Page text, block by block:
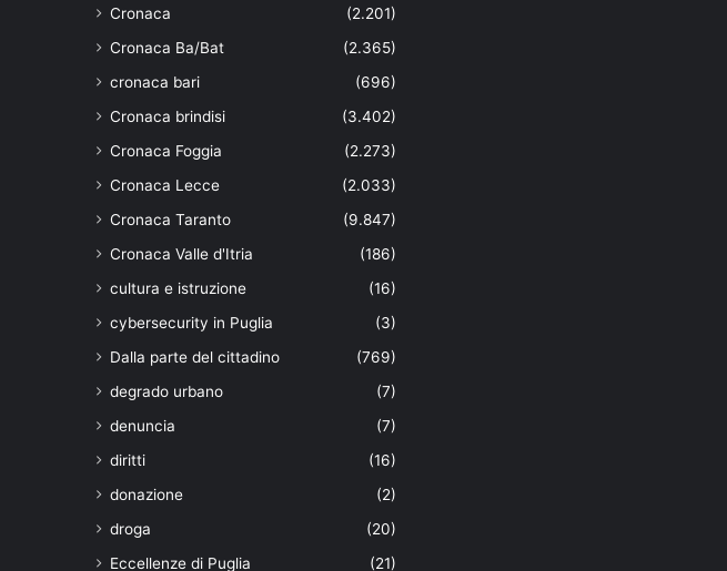
Cronaca
(2.201)
Cronaca Ba/Bat
(2.365)
cronaca bari
(696)
Cronaca brindisi
(3.402)
Cronaca Foggia
(2.273)
Cronaca Lecce
(2.033)
Cronaca Taranto
(9.847)
Cronaca Valle d'Itria
(186)
cultura e istruzione
(16)
cybersecurity in Puglia
(3)
Dalla parte del cittadino
(769)
degrado urbano
(7)
denuncia
(7)
diritti
(16)
donazione
(2)
droga
(20)
Eccellenze di Puglia
(21)